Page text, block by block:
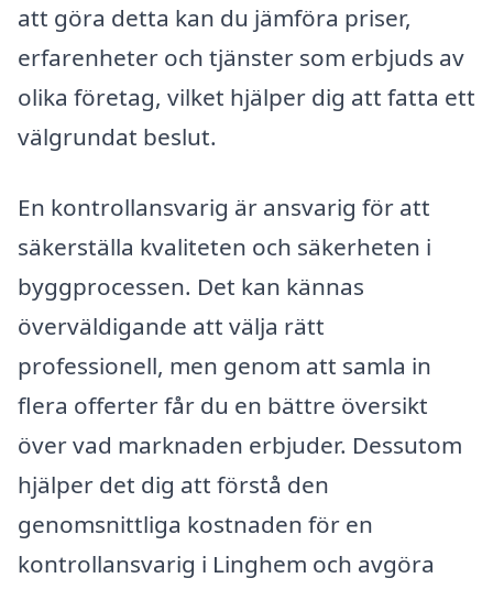
att göra detta kan du jämföra priser,
erfarenheter och tjänster som erbjuds av
olika företag, vilket hjälper dig att fatta ett
välgrundat beslut.
En kontrollansvarig är ansvarig för att
säkerställa kvaliteten och säkerheten i
byggprocessen. Det kan kännas
överväldigande att välja rätt
professionell, men genom att samla in
flera offerter får du en bättre översikt
över vad marknaden erbjuder. Dessutom
hjälper det dig att förstå den
genomsnittliga kostnaden för en
kontrollansvarig i Linghem och avgöra